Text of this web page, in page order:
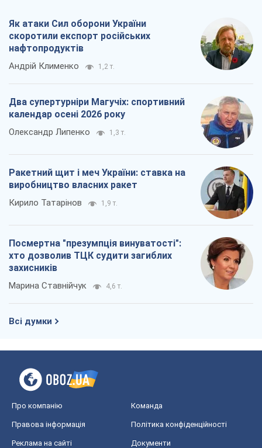
Як атаки Сил оборони України
скоротили експорт російських
нафтопродуктів
Андрій Клименко 1,2 т.
Два супертурніри Магучіх: спортивний
календар осені 2026 року
Олександр Липенко 1,3 т.
Ракетний щит і меч України: ставка на
виробництво власних ракет
Кирило Татарінов 1,9 т.
Посмертна "презумпція винуватості":
хто дозволив ТЦК судити загиблих
захисників
Марина Ставнійчук 4,6 т.
Всі думки
Про компанію Команда
Правова інформація Політика конфіденційності
Реклама на сайті Документи